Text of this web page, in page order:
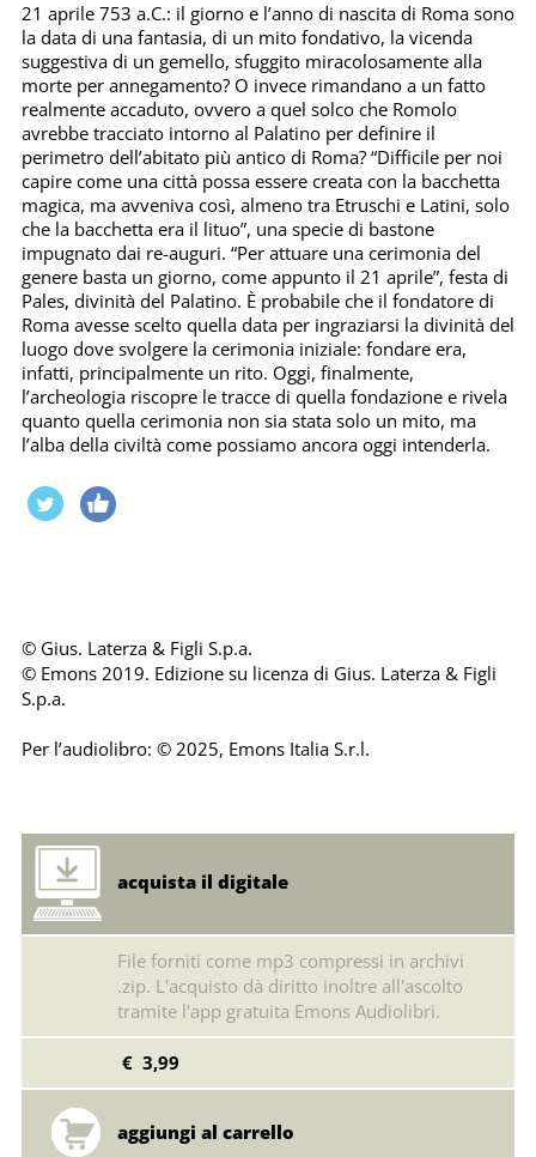
21 aprile 753 a.C.: il giorno e l’anno di nascita di Roma sono
la data di una fantasia, di un mito fondativo, la vicenda
suggestiva di un gemello, sfuggito miracolosamente alla
morte per annegamento? O invece rimandano a un fatto
realmente accaduto, ovvero a quel solco che Romolo
avrebbe tracciato intorno al Palatino per definire il
perimetro dell’abitato più antico di Roma? “Difficile per noi
capire come una città possa essere creata con la bacchetta
magica, ma avveniva così, almeno tra Etruschi e Latini, solo
che la bacchetta era il lituo”, una specie di bastone
impugnato dai re-auguri. “Per attuare una cerimonia del
genere basta un giorno, come appunto il 21 aprile”, festa di
Pales, divinità del Palatino. È probabile che il fondatore di
Roma avesse scelto quella data per ingraziarsi la divinità del
luogo dove svolgere la cerimonia iniziale: fondare era,
infatti, principalmente un rito. Oggi, finalmente,
l’archeologia riscopre le tracce di quella fondazione e rivela
quanto quella cerimonia non sia stata solo un mito, ma
l’alba della civiltà come possiamo ancora oggi intenderla.
© Gius. Laterza & Figli S.p.a.
© Emons 2019. Edizione su licenza di Gius. Laterza & Figli
S.p.a.
Per l’audiolibro: © 2025, Emons Italia S.r.l.
acquista il digitale
File forniti come mp3 compressi in archivi
.zip. L'acquisto dà diritto inoltre all'ascolto
tramite l'app gratuita Emons Audiolibri.
€ 3,99